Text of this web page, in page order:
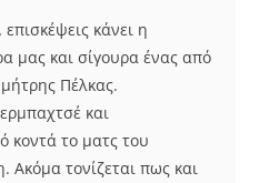
κάνει η
μας και σίγουρα ένας από
Πέλκας.
και
κοντά το ματς του
Ακόμα τονίζεται πως και